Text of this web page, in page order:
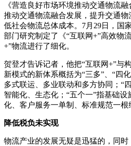
《营造良好市场环境推动交通物流
推动交通物流融合发展，提升交通
低社会物流总体成本。7月29日，国
部门研究制定了《“互联网+”高效物
+”物流进行了细化。
贺登才告诉记者，他把“互联网+”与
新模式的新体系概括为“三多”、“四
多式联运、多业联动和多方协同；“
智能化、生态化；“五个一”指基础
化、客户服务一单制、标准规范一根
降低税负未实现
物流产业的发展无疑是迅猛的，同